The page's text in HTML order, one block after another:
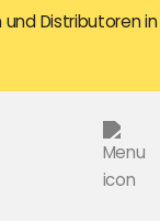
und Distributoren in